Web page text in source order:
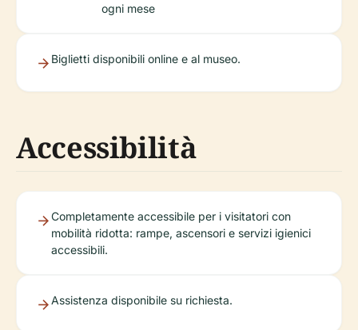
ogni mese
Biglietti disponibili online e al museo.
Accessibilità
Completamente accessibile per i visitatori con
mobilità ridotta: rampe, ascensori e servizi igienici
accessibili.
Assistenza disponibile su richiesta.